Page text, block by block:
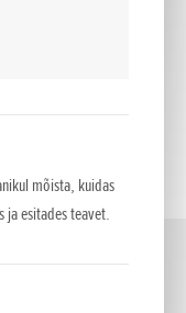
mõista, kuidas
ja esitades teavet.